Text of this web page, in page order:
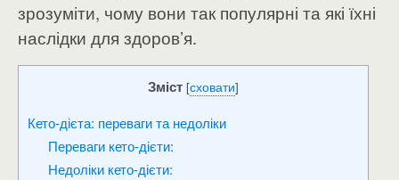
зрозуміти, чому вони так популярні та які їхні
наслідки для здоров’я.
Зміст [сховати]
Кето-дієта: переваги та недоліки
Переваги кето-дієти:
Недоліки кето-дієти: